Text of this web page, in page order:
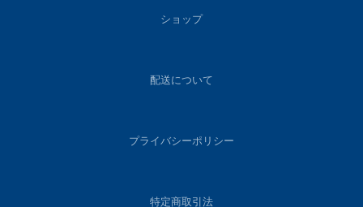
ショップ
配送について
プライバシーポリシー
特定商取引法